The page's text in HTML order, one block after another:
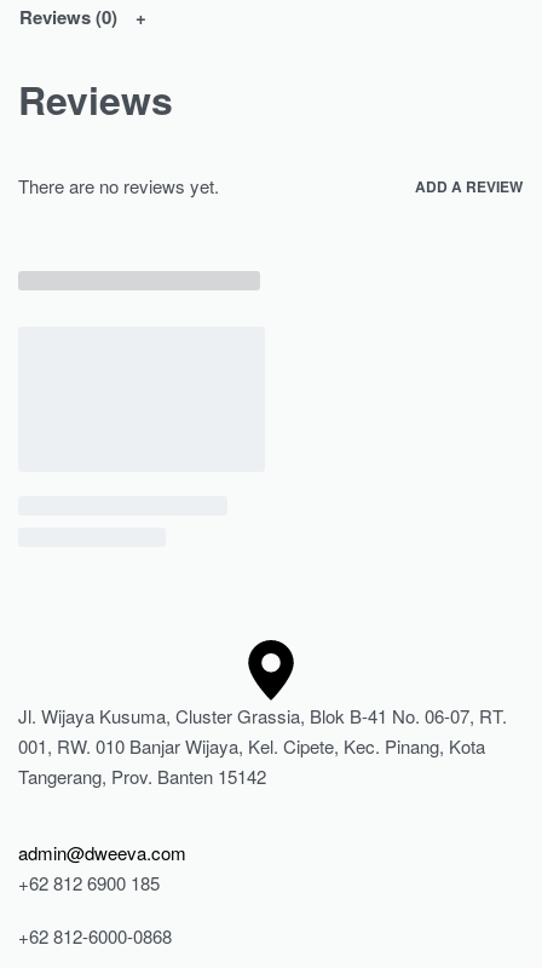
Reviews (0)
Reviews
There are no reviews yet. ADD A REVIEW
Jl. Wijaya Kusuma, Cluster Grassia, Blok B-41 No. 06-07, RT.
001, RW. 010 Banjar Wijaya, Kel. Cipete, Kec. Pinang, Kota
Tangerang, Prov. Banten 15142
admin@dweeva.com
+62 812 6900 185
+62 812-6000-0868